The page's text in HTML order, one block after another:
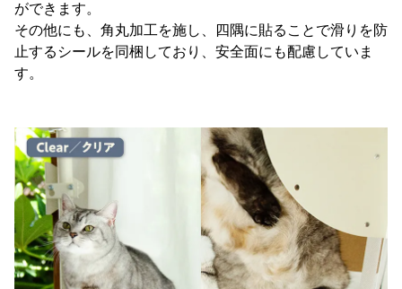
ができます。
その他にも、角丸加工を施し、四隅に貼ることで滑りを防
止するシールを同梱しており、安全面にも配慮していま
す。